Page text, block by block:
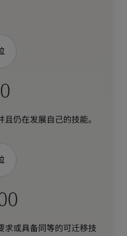
仍在发展自己的技能。
求或具备同等的可迁移技